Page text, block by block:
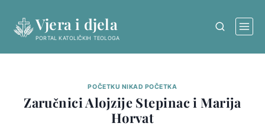
content
Vjera i djela
PORTAL KATOLIČKIH TEOLOGA
POČETKU NIKAD POČETKA
Zaručnici Alojzije Stepinac i Marija
Horvat